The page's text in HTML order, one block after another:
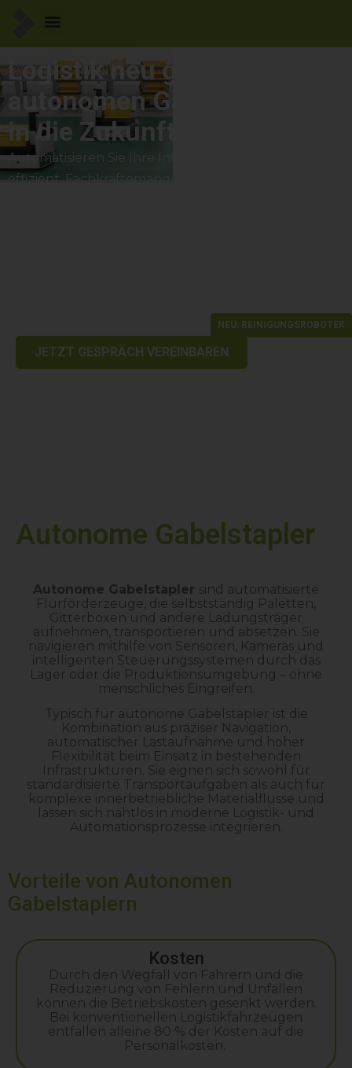
NEU: REINIGUNGSROBOTER
Logistik neu gedacht – Mit
autonomen Gabelstaplern
in die Zukunft
Automatisieren Sie Ihre Intralogistik. Flexibel, sicher,
effizient. Fachkräftemangel, steigender Kostendruck
JETZT GESPRÄCH VEREINBAREN
Autonome Gabelstapler
Autonome Gabelstapler sind automatisierte
Flurförderzeuge, die selbstständig Paletten,
Gitterboxen und andere Ladungsträger
aufnehmen, transportieren und absetzen. Sie
navigieren mithilfe von Sensoren, Kameras und
intelligenten Steuerungssystemen durch das
Lager oder die Produktionsumgebung – ohne
menschliches Eingreifen.
Typisch für autonome Gabelstapler ist die
Kombination aus präziser Navigation,
automatischer Lastaufnahme und hoher
Flexibilität beim Einsatz in bestehenden
Infrastrukturen. Sie eignen sich sowohl für
standardisierte Transportaufgaben als auch für
komplexe innerbetriebliche Materialflüsse und
lassen sich nahtlos in moderne Logistik- und
Automationsprozesse integrieren.
Vorteile von Autonomen
Gabelstaplern
Kosten
Durch den Wegfall von Fahrern und die
Reduzierung von Fehlern und Unfällen
können die Betriebskosten gesenkt werden.
Bei konventionellen Logistikfahrzeugen
entfallen alleine 80 % der Kosten auf die
Personalkosten.